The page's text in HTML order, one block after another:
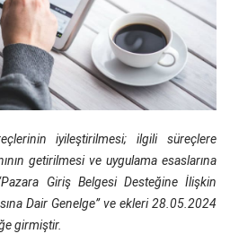
iyileştirilmesi; ilgili süreçlere
getirilmesi ve uygulama esaslarına
Giriş Belgesi Desteğine İlişkin
Dair Genelge” ve ekleri 28.05.2024
girmiştir.